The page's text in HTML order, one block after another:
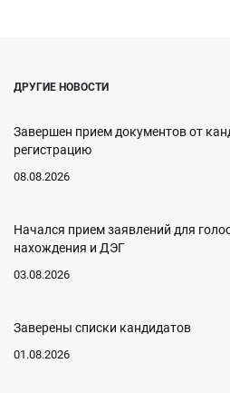
ДРУГИЕ НОВОСТИ
Завершен прием документов от
регистрацию
08.08.2026
Начался прием заявлений для
нахождения и ДЭГ
03.08.2026
Заверены списки кандидатов
01.08.2026